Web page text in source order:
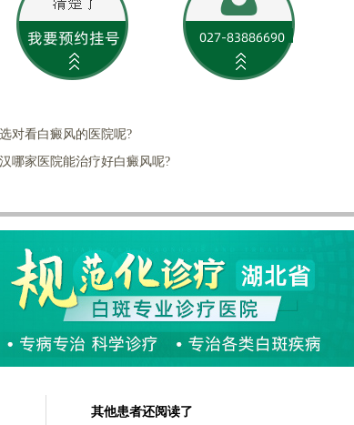
对看白癜风的医院呢?
哪家医院能治疗好白癜风呢?
其他患者还阅读了